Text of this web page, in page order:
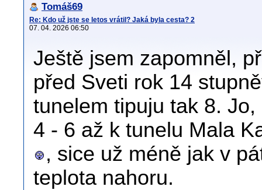
Tomáš69
Re: Kdo už jste se letos vrátil? Jaká byla cesta? 2
07. 04. 2026 06:50
Ještě jsem zapomněl,
před Sveti rok 14
tunelem tipuju tak 8.
4 - 6 až k tunelu Mala
, sice už méně jak v
teplota nahoru.